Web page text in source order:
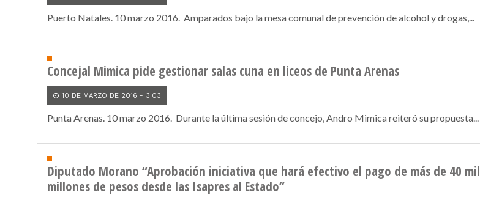
Puerto Natales. 10 marzo 2016. Amparados bajo la mesa comunal de prevención de alcohol y drogas,...
Concejal Mimica pide gestionar salas cuna en liceos de Punta Arenas
10 DE MARZO DE 2016 - 3:03
Punta Arenas. 10 marzo 2016. Durante la última sesión de concejo, Andro Mimica reiteró su propuesta...
Diputado Morano “Aprobación iniciativa que hará efectivo el pago de más de 40 mil
millones de pesos desde las Isapres al Estado”